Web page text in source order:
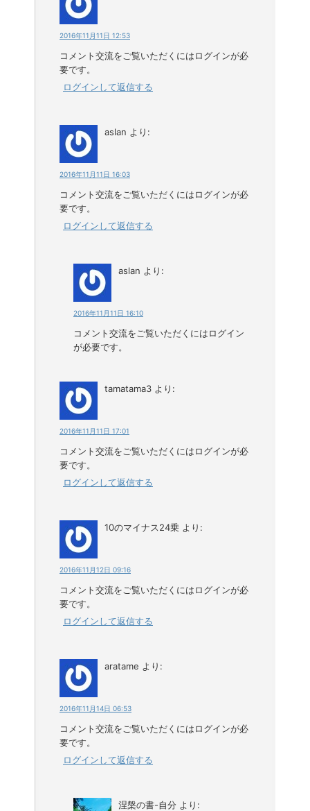
2016年11月11日 12:53
コメント交流をご覧いただくにはログインが必
要です。
ログインして返信する
aslan より:
2016年11月11日 16:03
コメント交流をご覧いただくにはログインが必
要です。
ログインして返信する
aslan より:
2016年11月11日 16:10
コメント交流をご覧いただくにはログイン
が必要です。
tamatama3 より:
2016年11月11日 17:01
コメント交流をご覧いただくにはログインが必
要です。
ログインして返信する
10のマイナス24乗 より:
2016年11月12日 09:16
コメント交流をご覧いただくにはログインが必
要です。
ログインして返信する
aratame より:
2016年11月14日 06:53
コメント交流をご覧いただくにはログインが必
要です。
ログインして返信する
涅槃の書-自分 より: